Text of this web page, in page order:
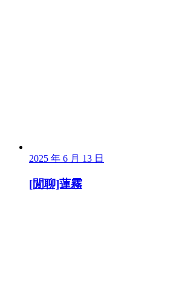
2025 年 6 月 13 日
[閒聊]蓮霧